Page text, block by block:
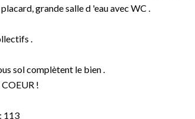
grande salle d 'eau avec WC .
.
sol complètent le bien .
!
113